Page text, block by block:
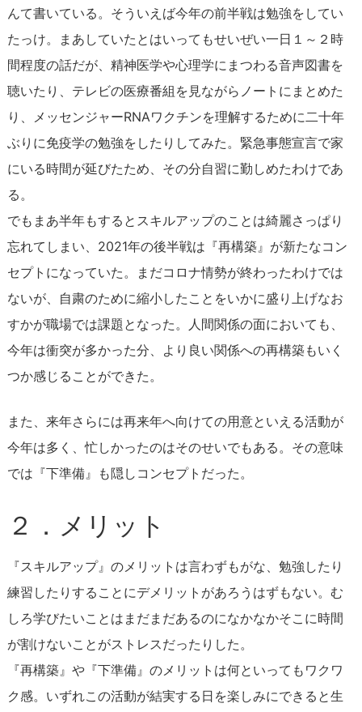
んて書いている。そういえば今年の前半戦は勉強をしてい
たっけ。まあしていたとはいってもせいぜい一日１～２時
間程度の話だが、精神医学や心理学にまつわる音声図書を
聴いたり、テレビの医療番組を見ながらノートにまとめた
り、メッセンジャーRNAワクチンを理解するために二十年
ぶりに免疫学の勉強をしたりしてみた。緊急事態宣言で家
にいる時間が延びたため、その分自習に勤しめたわけであ
る。
でもまあ半年もするとスキルアップのことは綺麗さっぱり
忘れてしまい、2021年の後半戦は『再構築』が新たなコン
セプトになっていた。まだコロナ情勢が終わったわけでは
ないが、自粛のために縮小したことをいかに盛り上げなお
すかが職場では課題となった。人間関係の面においても、
今年は衝突が多かった分、より良い関係への再構築もいく
つか感じることができた。
また、来年さらには再来年へ向けての用意といえる活動が
今年は多く、忙しかったのはそのせいでもある。その意味
では『下準備』も隠しコンセプトだった。
２．メリット
『スキルアップ』のメリットは言わずもがな、勉強したり
練習したりすることにデメリットがあろうはずもない。む
しろ学びたいことはまだまだあるのになかなかそこに時間
が割けないことがストレスだったりした。
『再構築』や『下準備』のメリットは何といってもワクワ
ク感。いずれこの活動が結実する日を楽しみにできると生